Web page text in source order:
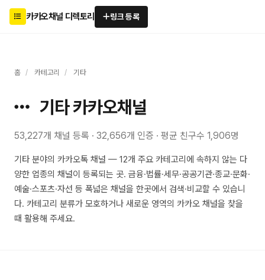
카카오채널 디렉토리 링크 등록
홈 / 카테고리 / 기타
기타 카카오채널
53,227개 채널 등록 · 32,656개 인증 · 평균 친구수 1,906명
기타 분야의 카카오톡 채널 — 12개 주요 카테고리에 속하지 않는 다
양한 업종의 채널이 등록되는 곳. 금융·법률·세무·공공기관·종교·문화·
예술·스포츠·자선 등 폭넓은 채널을 한곳에서 검색·비교할 수 있습니
다. 카테고리 분류가 모호하거나 새로운 영역의 카카오 채널을 찾을
때 활용해 주세요.